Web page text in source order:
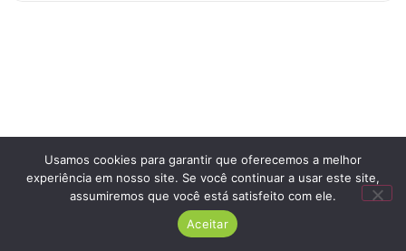
Usamos cookies para garantir que oferecemos a melhor
experiência em nosso site. Se você continuar a usar este site,
assumiremos que você está satisfeito com ele.
Aceitar